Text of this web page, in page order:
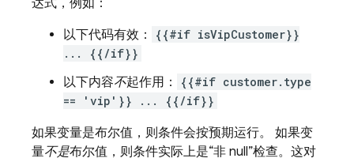
达式，例如：
以下代码有效：
{{#if isVipCustomer}}
... {{/if}}
以下内容不起作用：
{{#if customer.type
== 'vip'}} ... {{/if}}
如果变量是布尔值，则条件会按预期运行。 如果变
量不是布尔值，则条件实际上是“非 null”检查。这对